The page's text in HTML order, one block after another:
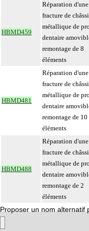
HBMD459
Réparation d'une
fracture de
métallique de
dentaire
remontage de 8
éléments
HBMD481
Réparation d'une
fracture de
métallique de
dentaire
remontage de 10
éléments
HBMD488
Réparation d'une
fracture de
métallique de
dentaire
remontage de 2
éléments
Proposer un nom alternatif